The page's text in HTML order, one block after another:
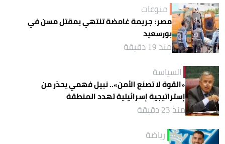
منوعات
مصر: جريمة غامضة تنتهي بمقتل مسن في
بورسعيد
منذ 19 دقيقة
السياسة
«القوة لا تصنع الأمن».. نبيل فهمي يحذر من
إستراتيجية إسرائيلية تهدد المنطقة
منذ 23 دقيقة
رياضة